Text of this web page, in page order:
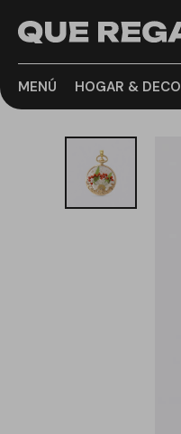
MENÚ HOGAR & DECO